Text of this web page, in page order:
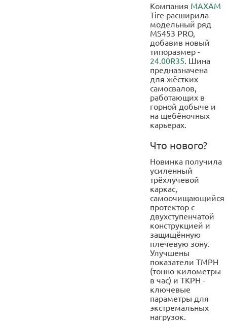
Компания MAXAM
Tire расширила
модельный ряд
MS453 PRO,
добавив новый
типоразмер -
24.00R35. Шина
предназначена
для жёстких
самосвалов,
работающих в
горной добыче и
на щебёночных
карьерах.
Что нового?
Новинка получила
усиленный
трёхлучевой
каркас,
самоочищающийся
протектор с
двухступенчатой
конструкцией и
защищённую
плечевую зону.
Улучшены
показатели TMPH
(тонно-километры
в час) и TKPH -
ключевые
параметры для
экстремальных
нагрузок.